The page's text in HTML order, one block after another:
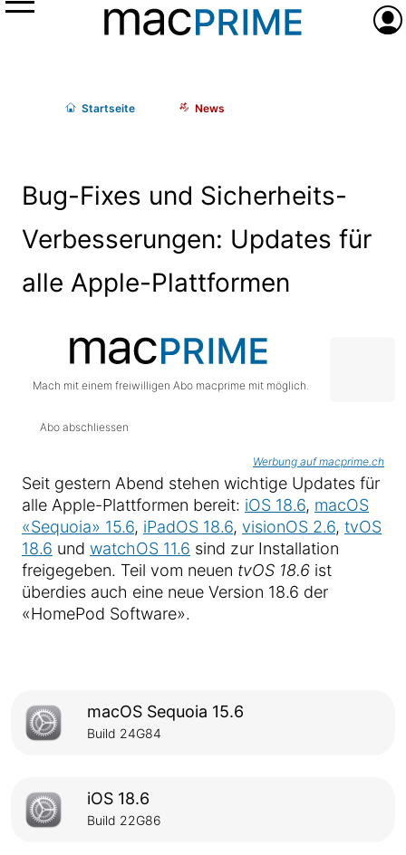
Menü
Startseite News
Bug-Fixes und Sicherheits-
Verbesserungen: Updates für
alle Apple-Plattformen
Mach mit einem freiwilligen Abo macprime mit möglich.
Abo abschliessen
Werbung auf macprime.ch
Seit gestern Abend stehen wichtige Updates für
alle Apple-Plattformen bereit: iOS 18.6, macOS
«Sequoia» 15.6, iPadOS 18.6, visionOS 2.6, tvOS
18.6 und watchOS 11.6 sind zur Installation
freigegeben. Teil vom neuen tvOS 18.6 ist
überdies auch eine neue Version 18.6 der
«HomePod Software».
macOS Sequoia 15.6
Build 24G84
iOS 18.6
Build 22G86